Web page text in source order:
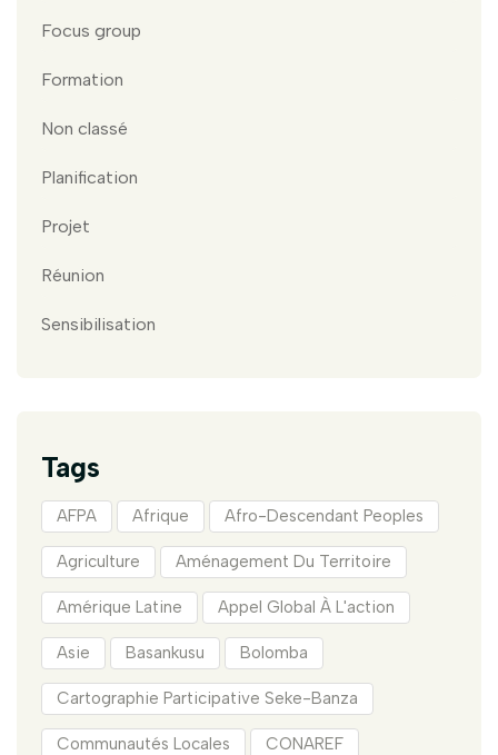
Focus group
Formation
Non classé
Planification
Projet
Réunion
Sensibilisation
Tags
AFPA Afrique Afro-Descendant Peoples
Agriculture Aménagement Du Territoire
Amérique Latine Appel Global À L'action
Asie Basankusu Bolomba
Cartographie Participative Seke-Banza
Communautés Locales CONAREF